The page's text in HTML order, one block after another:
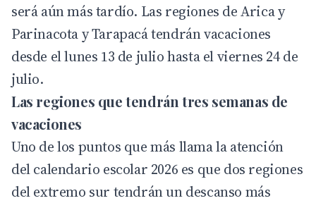
será aún más tardío. Las regiones de Arica y
Parinacota y Tarapacá tendrán vacaciones
desde el lunes 13 de julio hasta el viernes 24 de
julio.
Las regiones que tendrán tres semanas de
vacaciones
Uno de los puntos que más llama la atención
del calendario escolar 2026 es que dos regiones
del extremo sur tendrán un descanso más